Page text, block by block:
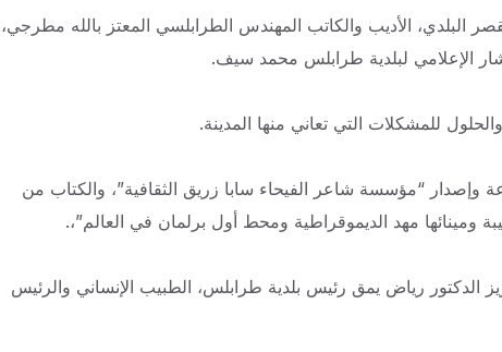
الأديب والكاتب المهندس الطرابلسي المعتز بالله مطرجي،
الإعلامي لبلدية طرابلس محمد سيف.
للمشكلات التي تعاني منها المدينة.
“مؤسسة شاعر الفيحاء سابا زريق الثقافية”، والكتاب من
الدكتور رياض يمق رئيس بلدية طرابلس، الطبيب الإنساني والرئيس